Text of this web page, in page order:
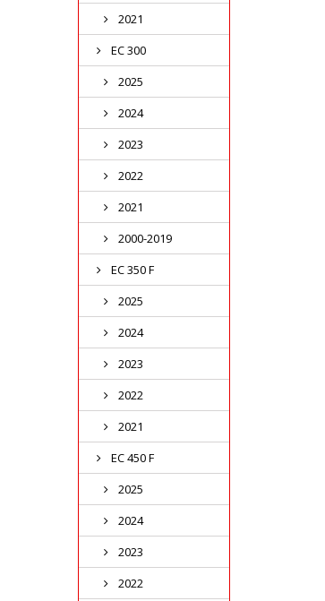
2021
EC 300
2025
2024
2023
2022
2021
2000-2019
EC 350 F
2025
2024
2023
2022
2021
EC 450 F
2025
2024
2023
2022